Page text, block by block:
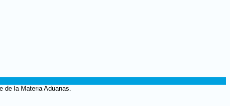
de la Materia Aduanas.